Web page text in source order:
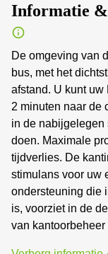
Informatie
De omgeving van
bus, met het
afstand. U kunt
2 minuten naar de
in de nabijgelegen
doen. Maximale
tijdverlies. De
stimulans voor uw
ondersteuning die
is, voorziet in de
van